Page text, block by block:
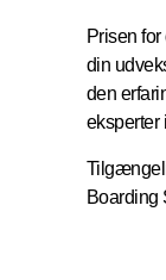
Prisen
din
den
eksperter
Boarding